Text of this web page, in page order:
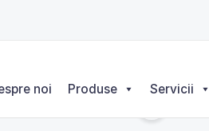
noi Produse Servicii